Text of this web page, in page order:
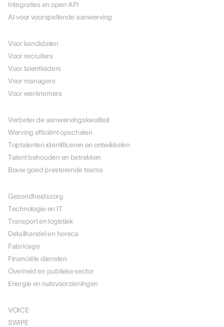
Integraties en open API
AI voor voorspellende aanwerving
Voor kandidaten
Voor recruiters
Voor talentleiders
Voor managers
Voor werknemers
Verbeter de aanwervingskwaliteit
Werving efficiënt opschalen
Toptalenten identificeren en ontwikkelen
Talent behouden en betrekken
Bouw goed presterende teams
Gezondheidszorg
Technologie en IT
Transport en logistiek
Detailhandel en horeca
Fabricage
Financiële diensten
Overheid en publieke sector
Energie en nutsvoorzieningen
VOICE
SWIPE